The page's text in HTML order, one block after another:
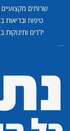
שרותים
טיפוח ובריאות
ילדים ותינוקות
...